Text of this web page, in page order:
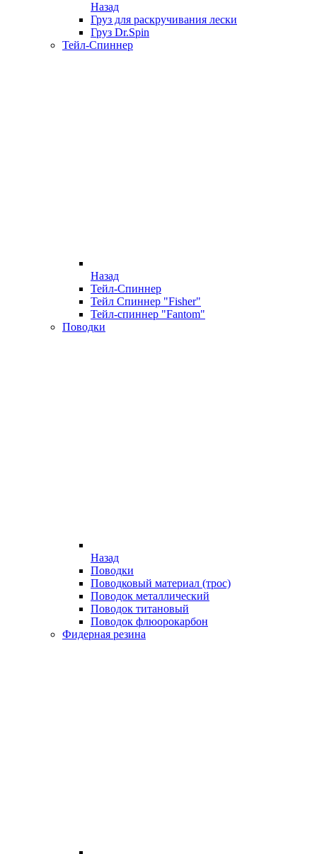
Назад
Груз для раскручивания лески
Груз Dr.Spin
Тейл-Спиннер
Назад
Тейл-Спиннер
Тейл Спиннер "Fisher"
Тейл-спиннер "Fantom"
Поводки
Назад
Поводки
Поводковый материал (трос)
Поводок металлический
Поводок титановый
Поводок флюорокарбон
Фидерная резина